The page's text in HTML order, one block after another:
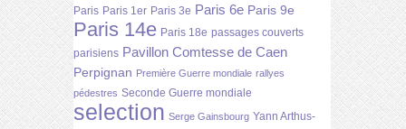
Paris Paris 1er Paris 3e Paris 6e Paris 9e
Paris 14e Paris 18e passages couverts
parisiens Pavillon Comtesse de Caen
Perpignan Première Guerre mondiale rallyes
pédestres Seconde Guerre mondiale
selection Serge Gainsbourg Yann Arthus-